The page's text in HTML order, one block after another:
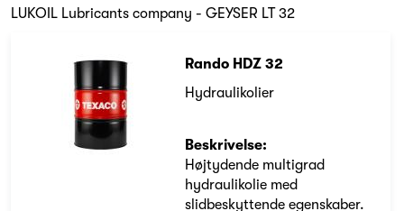
LUKOIL Lubricants company - GEYSER LT 32
Rando HDZ 32
Hydraulikolier
Beskrivelse:
Højtydende multigrad
hydraulikolie med
slidbeskyttende egenskaber.